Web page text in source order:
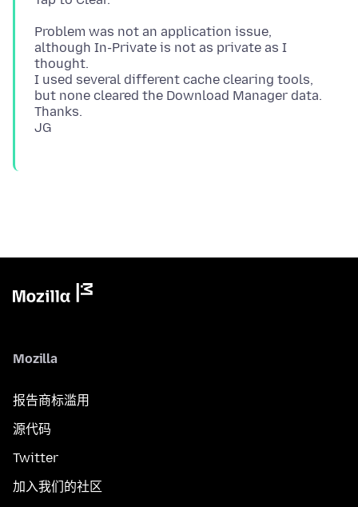
Problem was not an application issue,
although In-Private is not as private as I
thought.
I used several different cache clearing tools,
but none cleared the Download Manager data.
Thanks.
Mozilla
报告商标滥用
源代码
Twitter
加入我们的社区